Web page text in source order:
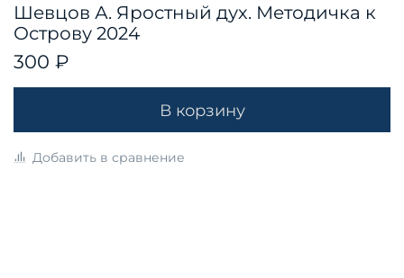
Шевцов А. Яростный дух. Методичка к
Острову 2024
300 ₽
В корзину
Добавить в сравнение